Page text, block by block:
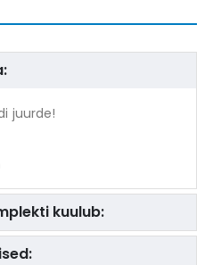
juurde!
kuulub: